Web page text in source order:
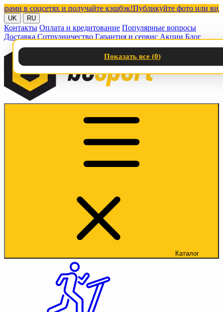
соцсетях и получайте кэшбэк!Публикуйте фото или видео с
UK RU
Контакты Оплата и кредитование Популярные вопросы
Доставка Сотрудничество Гарантия и сервис Акции Блог
Каталог
Показать все (0)